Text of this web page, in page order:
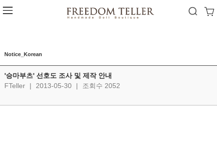
Notice_Korean
'승마부츠' 선호도 조사 및 제작 안내
FTeller
| 2013-05-30 | 조회수 2052